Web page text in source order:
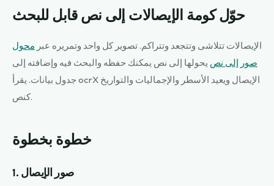
حوّل كومة الإيصالات إلى نص قابل للبحث
الإيصالات تتلاشى وتتجعد وتتراكم. تصوير كل واحد وتمريره عبر محول
صور إلى نص يحولها إلى نص يمكنك حفظه والبحث فيه وإضافته إلى
جدول بيانات. يقرأ ocrX الإيصال ويعيد الأسطر والإجماليات والتواريخ
كنص.
خطوة بخطوة
1. صور الإيصال